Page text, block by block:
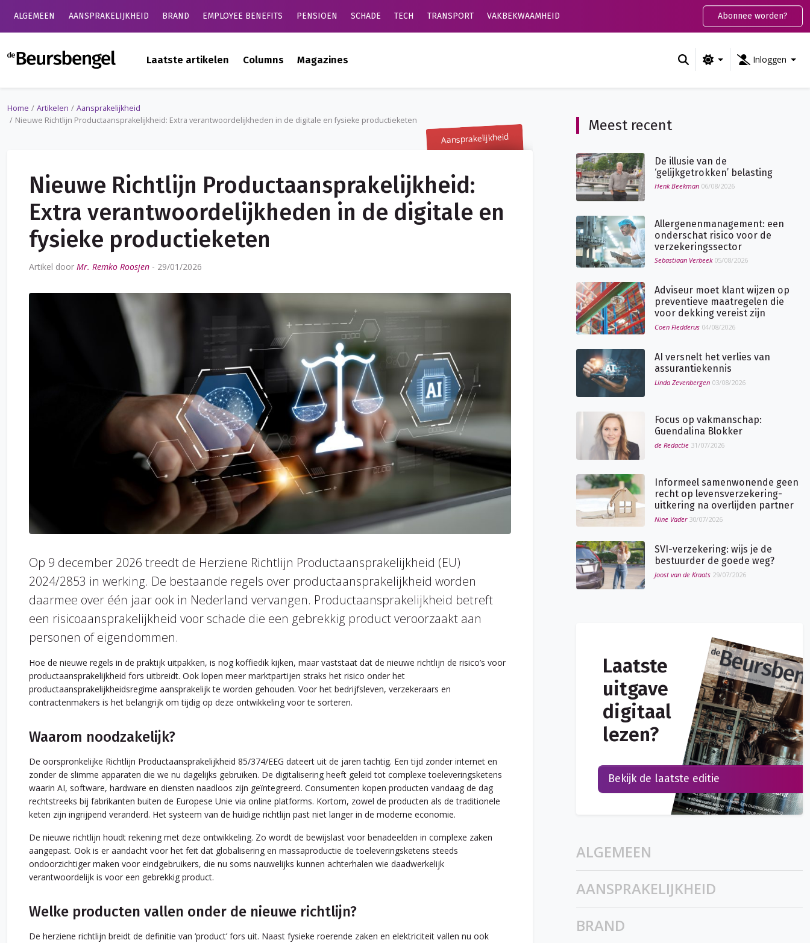
ALGEMEEN AANSPRAKELIJKHEID BRAND EMPLOYEE BENEFITS PENSIOEN SCHADE TECH TRANSPORT VAKBEKWAAMHEID Abonnee worden?
de Beursbengel
Laatste artikelen Columns Magazines Inloggen
Home Artikelen
Aansprakelijkheid
Nieuwe Richtlijn Productaansprakelijkheid: Extra verantwoordelijkheden in de digitale en fysieke productieketen
Aansprakelijkheid
Nieuwe Richtlijn Productaansprakelijkheid:
Extra verantwoordelijkheden in de digitale en
fysieke productieketen
Artikel door Mr. Remko Roosjen - 29/01/2026
Op 9 december 2026 treedt de Herziene Richtlijn Productaansprakelijkheid (EU)
2024/2853 in werking. De bestaande regels over productaansprakelijkheid worden
daarmee over één jaar ook in Nederland vervangen. Productaansprakelijkheid betreft
een risicoaansprakelijkheid voor schade die een gebrekkig product veroorzaakt aan
personen of eigendommen.
Hoe de nieuwe regels in de praktijk uitpakken, is nog koffiedik kijken, maar vaststaat dat de nieuwe richtlijn de risico’s voor
productaansprakelijkheid fors uitbreidt. Ook lopen meer marktpartijen straks het risico onder het
productaansprakelijkheidsregime aansprakelijk te worden gehouden. Voor het bedrijfsleven, verzekeraars en
contractenmakers is het belangrijk om tijdig op deze ontwikkeling voor te sorteren.
Waarom noodzakelijk?
De oorspronkelijke Richtlijn Productaansprakelijkheid 85/374/EEG dateert uit de jaren tachtig. Een tijd zonder internet en
zonder de slimme apparaten die we nu dagelijks gebruiken. De digitalisering heeft geleid tot complexe toeleveringsketens
waarin AI, software, hardware en diensten naadloos zijn geïntegreerd. Consumenten kopen producten vandaag de dag
rechtstreeks bij fabrikanten buiten de Europese Unie via online platforms. Kortom, zowel de producten als de traditionele
keten zijn ingrijpend veranderd. Het systeem van de huidige richtlijn past niet langer in de moderne economie.
De nieuwe richtlijn houdt rekening met deze ontwikkeling. Zo wordt de bewijslast voor benadeelden in complexe zaken
aangepast. Ook is er aandacht voor het feit dat globalisering en massaproductie de toeleveringsketens steeds
ondoorzichtiger maken voor eindgebruikers, die nu soms nauwelijks kunnen achterhalen wie daadwerkelijk
verantwoordelijk is voor een gebrekkig product.
Welke producten vallen onder de nieuwe richtlijn?
De herziene richtlijn breidt de definitie van ‘product’ fors uit. Naast fysieke roerende zaken en elektriciteit vallen nu ook
Meest recent
De illusie van de
‘gelijkgetrokken’ belasting
Henk Beekman 06/08/2026
Allergenenmanagement: een
onderschat risico voor de
verzekeringssector
Sebastiaan Verbeek 05/08/2026
Adviseur moet klant wijzen op
preventieve maatregelen die
voor dekking vereist zijn
Coen Fledderus 04/08/2026
AI versnelt het verlies van
assurantiekennis
Linda Zevenbergen 03/08/2026
Focus op vakmanschap:
Guendalina Blokker
de Redactie 31/07/2026
Informeel samenwonende geen
recht op levensverzekering-
uitkering na overlijden partner
Nine Vader 30/07/2026
SVI-verzekering: wijs je de
bestuurder de goede weg?
Joost van de Kraats 29/07/2026
Laatste
uitgave
digitaal
lezen?
Bekijk de laatste editie
ALGEMEEN
AANSPRAKELIJKHEID
BRAND